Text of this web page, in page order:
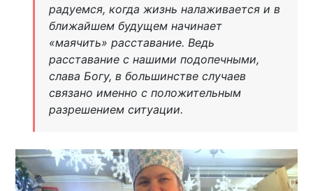
радуемся, когда жизнь налаживается и в
ближайшем будущем начинает
«маячить» расставание. Ведь
расставание с нашими подопечными,
слава Богу, в большинстве случаев
связано именно с положительным
разрешением ситуации.